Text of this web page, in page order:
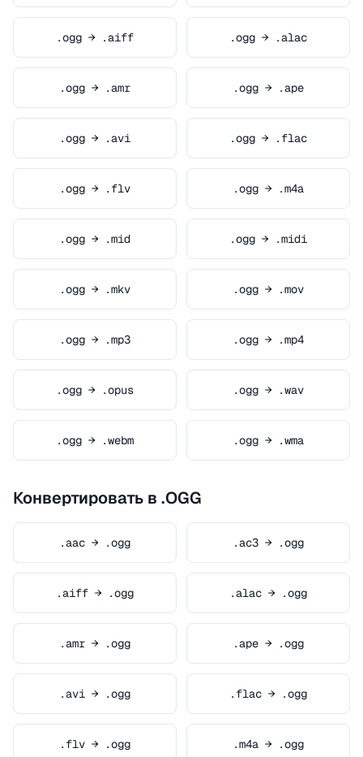
.ogg → .aiff .ogg → .alac
.ogg → .amr .ogg → .ape
.ogg → .avi .ogg → .flac
.ogg → .flv .ogg → .m4a
.ogg → .mid .ogg → .midi
.ogg → .mkv .ogg → .mov
.ogg → .mp3 .ogg → .mp4
.ogg → .opus .ogg → .wav
.ogg → .webm .ogg → .wma
Конвертировать в .OGG
.aac → .ogg .ac3 → .ogg
.aiff → .ogg .alac → .ogg
.amr → .ogg .ape → .ogg
.avi → .ogg .flac → .ogg
.flv → .ogg .m4a → .ogg